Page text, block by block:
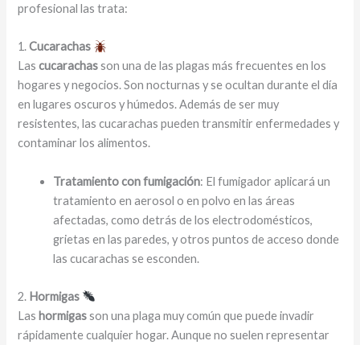
profesional las trata:
1.Cucarachas
Lascucarachasson una de las plagas más frecuentes en los
hogares y negocios. Son nocturnas y se ocultan durante el día
en lugares oscuros y húmedos. Además de ser muy
resistentes, las cucarachas pueden transmitir enfermedades y
contaminar los alimentos.
Tratamiento con fumigación: El fumigador aplicará un
tratamiento en aerosol o en polvo en las áreas
afectadas, como detrás de los electrodomésticos,
grietas en las paredes, y otros puntos de acceso donde
las cucarachas se esconden.
2. Hormigas
Las hormigasson una plaga muy común que puede invadir
rápidamente cualquier hogar. Aunque no suelen representar